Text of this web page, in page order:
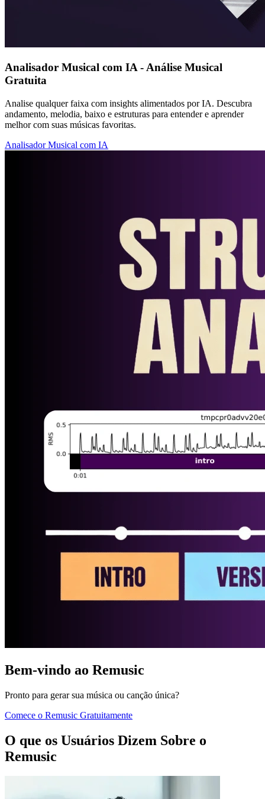
Analisador Musical com IA - Análise Musical
Gratuita
Analise qualquer faixa com insights alimentados por IA. Descubra
andamento, melodia, baixo e estruturas para entender e aprender
melhor com suas músicas favoritas.
Analisador Musical com IA
Bem-vindo ao Remusic
Pronto para gerar sua música ou canção única?
Comece o Remusic Gratuitamente
O que os Usuários Dizem Sobre o
Remusic